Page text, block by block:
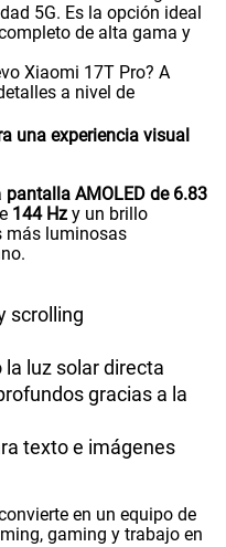
S/ 289.90
5G. Es la opción ideal
de alta gama y
Xiaomi 17T Pro? A
a nivel de
una experiencia visual
pantalla AMOLED de 6.83
144 Hz y un brillo
más luminosas
scrolling
luz solar directa
gracias a la
texto e imágenes
en un equipo de
gaming y trabajo en